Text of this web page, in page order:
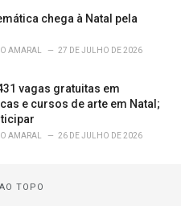
chega à Natal pela
AMARAL 27 DE JULHO DE 2026
vagas gratuitas em
e cursos de arte em Natal;
AMARAL 26 DE JULHO DE 2026
TOPO